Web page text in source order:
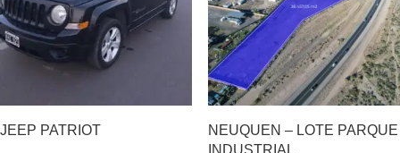
JEEP PATRIOT
NEUQUEN – LOTE PARQUE